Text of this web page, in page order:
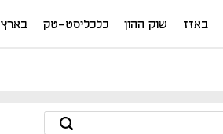
באזז שוק ההון כלכליסט-טק בארץ